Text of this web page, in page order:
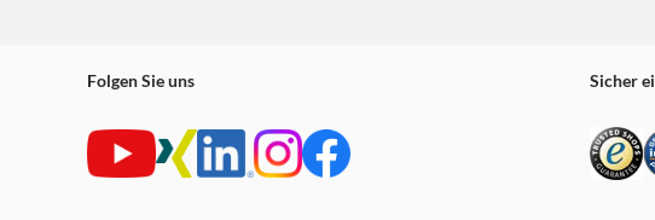
Folgen Sie uns Sicher